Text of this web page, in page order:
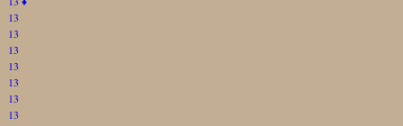
13
13
13
13
13
13
13